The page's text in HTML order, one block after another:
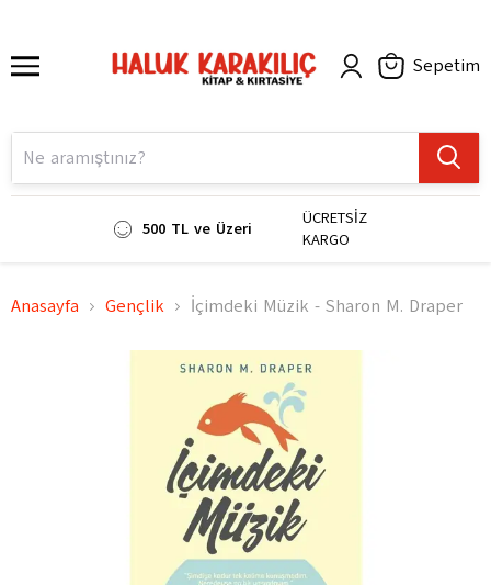
Sepetim
500 TL ve Üzeri
ÜCRETSİZ
KARGO
Anasayfa Gençlik İçimdeki Müzik - Sharon M. Draper